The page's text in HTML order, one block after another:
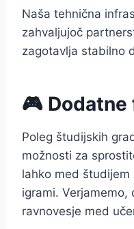
Naša tehnična
zahvaljujoč
zagotavlja stabilno
🎮
Poleg študijskih
možnosti za
lahko med
igrami. Verjamemo,
ravnovesje med